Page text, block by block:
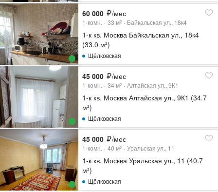
60 000 /мес
1-комн. 33 м2 Байкальская ул., 18к4
1-к кв. Москва Байкальская ул., 18к4
(33.0 м²)
Щёлковская
45 000 /мес
1-комн. 34 м2 Алтайская ул., 9К1
1-к кв. Москва Алтайская ул., 9К1 (34.7
м²)
Щёлковская
45 000 /мес
1-комн. 40 м2 Уральская ул., 11
1-к кв. Москва Уральская ул., 11 (40.7
м²)
Щёлковская